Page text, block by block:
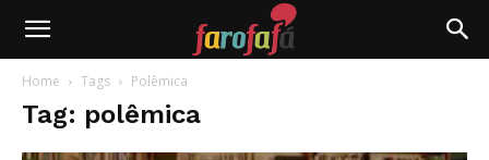
Farofafá
Home Tags Polêmica
Tag: polêmica